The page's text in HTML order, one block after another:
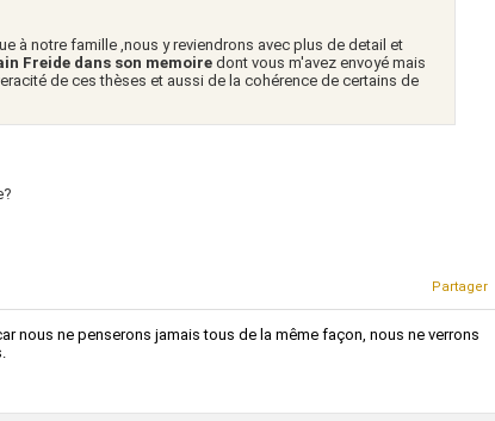
à notre famille ,nous y reviendrons avec plus de detail et
Freide dans son memoiredont vous m'avez envoyé mais
de ces thèses et aussi de la cohérence de certains de
Partager
nous ne penserons jamais tous de la même façon, nous ne verrons